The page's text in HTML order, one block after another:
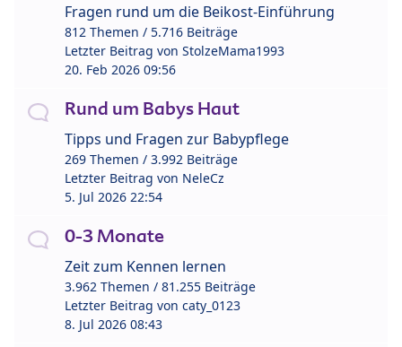
Fragen rund um die Beikost-Einführung
812 Themen / 5.716 Beiträge
Letzter Beitrag von StolzeMama1993
20. Feb 2026 09:56
Rund um Babys Haut
Tipps und Fragen zur Babypflege
269 Themen / 3.992 Beiträge
Letzter Beitrag von NeleCz
5. Jul 2026 22:54
0-3 Monate
Zeit zum Kennen lernen
3.962 Themen / 81.255 Beiträge
Letzter Beitrag von caty_0123
8. Jul 2026 08:43